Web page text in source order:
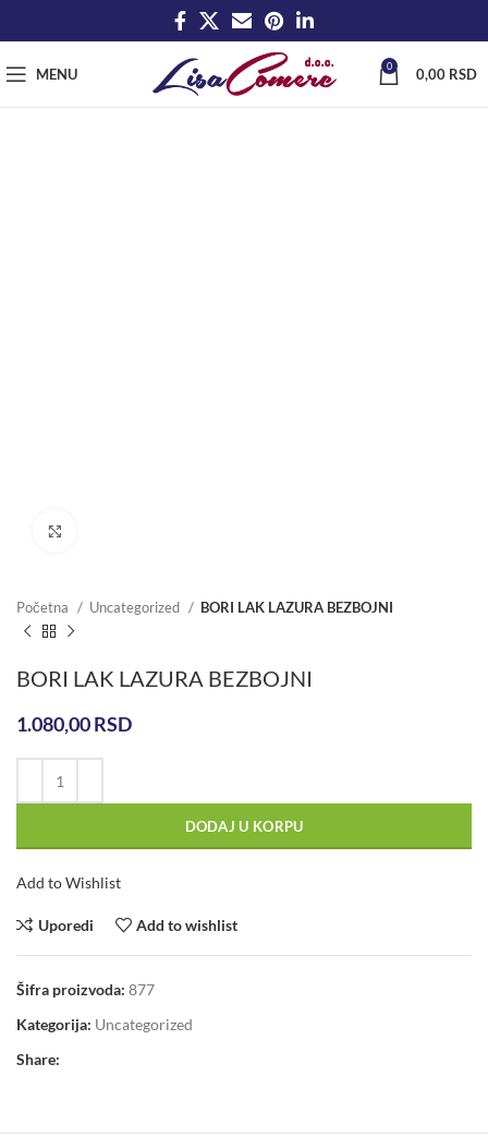
MENU 0 0,00 RSD
Početna Uncategorized BORI LAK LAZURA BEZBOJNI
BORI LAK LAZURA BEZBOJNI
1.080,00RSD
DODAJ U KORPU
Add to Wishlist
Uporedi Add to wishlist
Šifra proizvoda: 877
Kategorija: Uncategorized
Share: